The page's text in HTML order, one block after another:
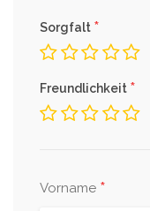
Sorgfalt *
Freundlichkeit *
Vorname *